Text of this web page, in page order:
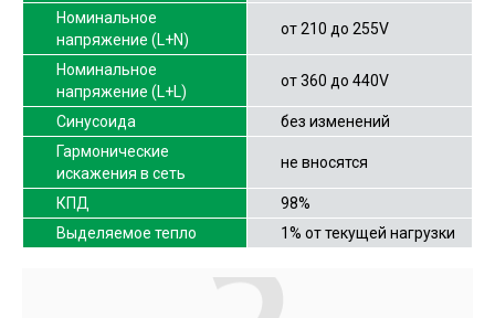
Номинальное
напряжение (L+N)
от 210 до 255V
Номинальное
напряжение (L+L)
от 360 до 440V
Синусоида
без изменений
Гармонические
искажения в сеть
не вносятся
КПД
98%
Выделяемое тепло
1% от текущей нагрузки